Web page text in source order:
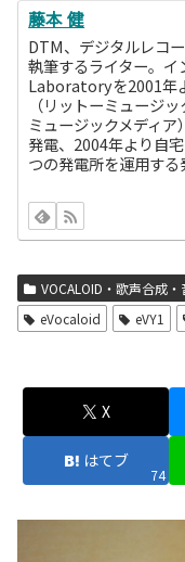
藤本 健
DTM、デジタルレコ
執筆するライター。
Laboratoryを2001年
（リットーミュージ
ミュージックメディ
発電、2004年より自
つの発電所を運用する
VOCALOID・歌声合成
eVocaloid
eVY1
X
はてブ
74